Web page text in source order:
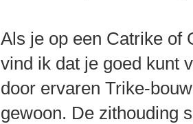
Als je op een Catrike of
vind ik dat je goed kunt
door ervaren Trike-
gewoon. De zithouding